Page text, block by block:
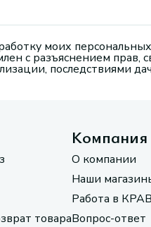
моих
с разъяснением прав,
последствиями
товара
Компания
О компании
Наши
Работа в
Вопрос-ответ